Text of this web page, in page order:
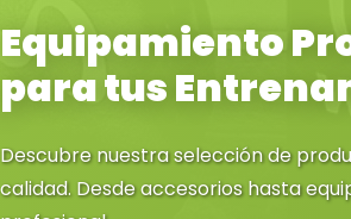
Equipamiento
para tus
Descubre nuestra selección de
calidad. Desde accesorios hasta